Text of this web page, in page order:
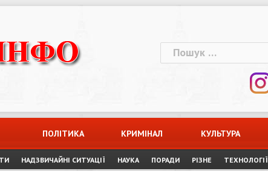
Пошук:
ПОЛІТИКА КРИМІНАЛ КУЛЬТУРА
НАДЗВИЧАЙНІ СИТУАЦІЇ НАУКА ПОРАДИ РІЗНЕ ТЕХНОЛОГІЇ